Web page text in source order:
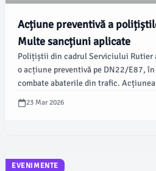
Acțiune preventivă a
Multe sancțiuni aplicate
Polițiștii din cadrul Serviciului Rutier
o acțiune preventivă pe DN22/E87,
combate abaterile din trafic.
de sancțiuni contravenționale,
lei, conform informațiilor oferite de
23 Mar 2026
EVENIMENTE